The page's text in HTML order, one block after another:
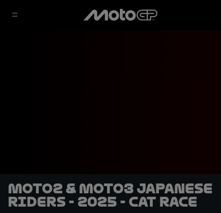
Moto2 & Moto3 Japanese
Riders - 2025 - CAT RACE